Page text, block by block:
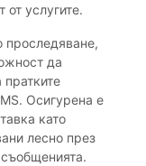
услугите.
проследяване,
да
Осигурена е
като
лесно през